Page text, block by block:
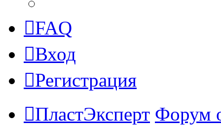
FAQ
Вход
Регистрация
ПластЭксперт Форум